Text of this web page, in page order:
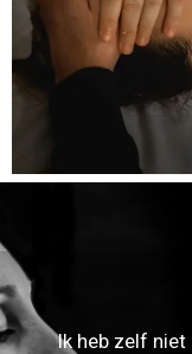
Ik heb zelf